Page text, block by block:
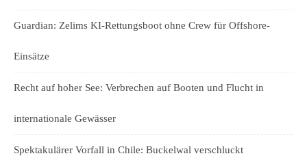
Guardian: Zelims KI-Rettungsboot ohne Crew für Offshore-
Einsätze
Recht auf hoher See: Verbrechen auf Booten und Flucht in
internationale Gewässer
Spektakulärer Vorfall in Chile: Buckelwal verschluckt